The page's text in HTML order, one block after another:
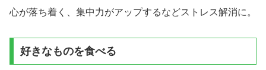
心が落ち着く、集中力がアップするなどストレス解消に。
好きなものを食べる